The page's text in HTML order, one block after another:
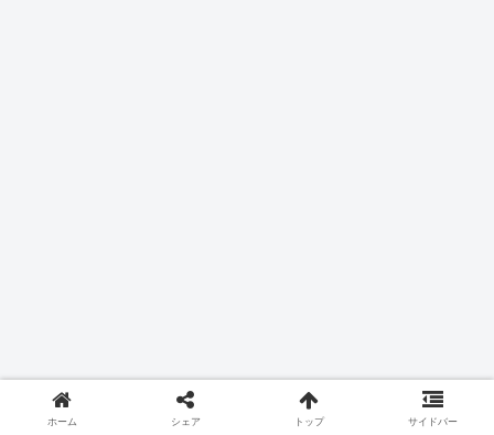
ホーム シェア トップ サイドバー